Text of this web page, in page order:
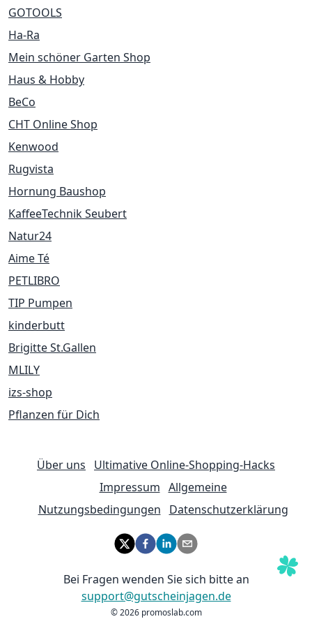
GOTOOLS
Ha-Ra
Mein schöner Garten Shop
Haus & Hobby
BeCo
CHT Online Shop
Kenwood
Rugvista
Hornung Baushop
KaffeeTechnik Seubert
Natur24
Aime Té
PETLIBRO
TIP Pumpen
kinderbutt
Brigitte St.Gallen
MLILY
izs-shop
Pflanzen für Dich
Über uns
Ultimative Online-Shopping-Hacks
Impressum Allgemeine
Nutzungsbedingungen
Datenschutzerklärung
Bei Fragen wenden Sie sich bitte an
support@gutscheinjagen.de
©2026promoslab.com